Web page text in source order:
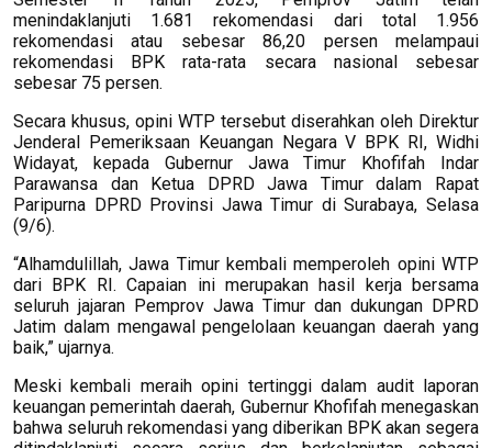
menindaklanjuti 1.681 rekomendasi dari total 1.956
rekomendasi atau sebesar 86,20 persen melampaui
rekomendasi BPK rata-rata secara nasional sebesar
sebesar 75 persen.
Secara khusus, opini WTP tersebut diserahkan oleh Direktur
Jenderal Pemeriksaan Keuangan Negara V BPK RI, Widhi
Widayat, kepada Gubernur Jawa Timur Khofifah Indar
Parawansa dan Ketua DPRD Jawa Timur dalam Rapat
Paripurna DPRD Provinsi Jawa Timur di Surabaya, Selasa
(9/6).
“Alhamdulillah, Jawa Timur kembali memperoleh opini WTP
dari BPK RI. Capaian ini merupakan hasil kerja bersama
seluruh jajaran Pemprov Jawa Timur dan dukungan DPRD
Jatim dalam mengawal pengelolaan keuangan daerah yang
baik,” ujarnya.
Meski kembali meraih opini tertinggi dalam audit laporan
keuangan pemerintah daerah, Gubernur Khofifah menegaskan
bahwa seluruh rekomendasi yang diberikan BPK akan segera